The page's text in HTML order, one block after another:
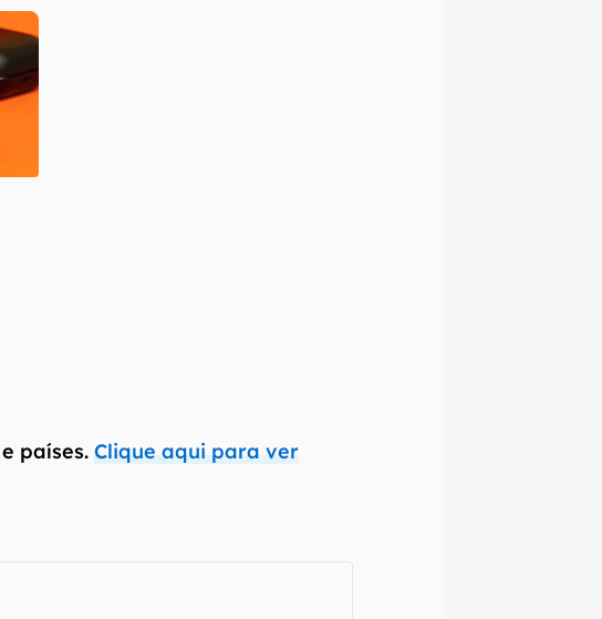
países. Clique aqui para ver
atualizadas as
erros ou omissões, ou
As informações são